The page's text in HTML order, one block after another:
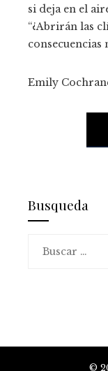
si deja en el
“¿Abrirán las
consecuencias
Emily
Busqueda
©